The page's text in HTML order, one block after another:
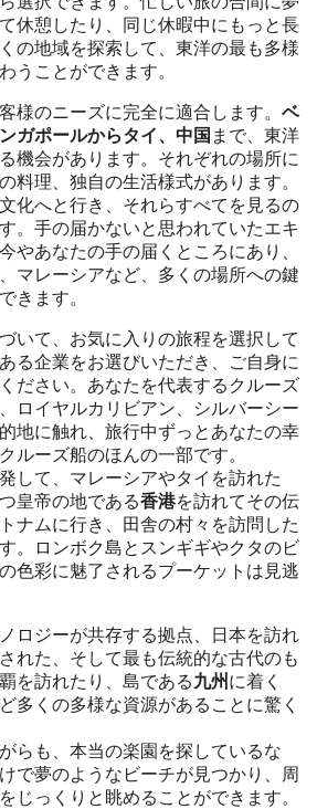
休憩したり、同じ休暇中にもっと長
の地域を探索して、東洋の最も多様
うことができます。
様のニーズに完全に適合します。 ベ
ガポールからタイ、中国 まで、東洋
機会があります。それぞれの場所に
料理、独自の生活様式があります。
化へと行き、それらすべてを見るの
。手の届かないと思われていたエキ
やあなたの手の届くところにあり、
マレーシアなど、多くの場所への鍵
きます。
いて、お気に入りの旅程を選択して
る企業をお選びいただき、ご自身に
ださい。あなたを代表するクルーズ
ロイヤルカリビアン、シルバーシー
地に触れ、旅行中ずっとあなたの幸
ルーズ船のほんの一部です。
して、マレーシアやタイを訪れた
皇帝の地である香港を訪れてその伝
ナムに行き、田舎の村々を訪問した
。ロンボク島とスンギギやクタのビ
色彩に魅了されるプーケットは見逃
ロジーが共存する拠点、日本を訪れ
れた、そして最も伝統的な古代のも
を訪れたり、島である九州 に着く
多くの多様な資源があることに驚く
らも、本当の楽園を探しているな
で夢のようなビーチが見つかり、周
じっくりと眺めることができます。